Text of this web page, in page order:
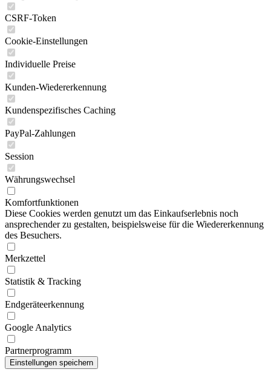
CSRF-Token
Cookie-Einstellungen
Individuelle Preise
Kunden-Wiedererkennung
Kundenspezifisches Caching
PayPal-Zahlungen
Session
Währungswechsel
Komfortfunktionen
Diese Cookies werden genutzt um das Einkaufserlebnis noch
ansprechender zu gestalten, beispielsweise für die Wiedererkennung
des Besuchers.
Merkzettel
Statistik & Tracking
Endgeräteerkennung
Google Analytics
Partnerprogramm